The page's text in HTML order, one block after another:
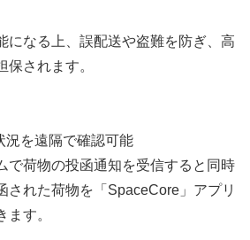
になる上、誤配送や盗難を防ぎ、高
保されます。
況を遠隔で確認可能
で荷物の投函通知を受信すると同時
された荷物を「SpaceCore」アプリ
ます。